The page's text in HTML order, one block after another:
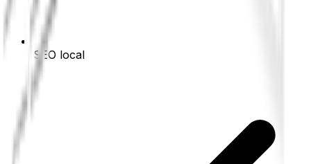
SEO local